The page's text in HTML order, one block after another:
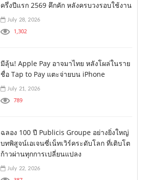
ครึ่งปีแรก 2569 คึกคัก หลังครบวงรอบใช้งาน
July 28, 2026
1,302
มีลุ้น! Apple Pay อาจมาไทย หลังโผล่ในราย
ชื่อ Tap to Pay แตะจ่ายบน iPhone
July 21, 2026
789
ฉลอง 100 ปี Publicis Groupe อย่างยิ่งใหญ่
บทพิสูจน์เอเจนซี่เน็ทเวิร์คระดับโลก ที่เติบโต
ก้าวผ่านทุกการเปลี่ยนแปลง
July 22, 2026